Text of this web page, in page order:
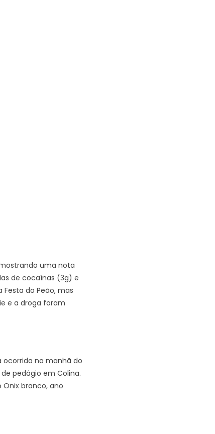
uma nota
de cocaínas (3g) e
do Peão, mas
e a droga foram
ocorrida na manhã do
pedágio em Colina.
branco, ano